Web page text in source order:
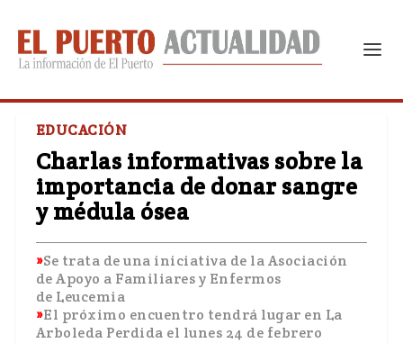
EDUCACIÓN
Charlas informativas sobre la
importancia de donar sangre
y médula ósea
Se trata de una iniciativa de la Asociación
de Apoyo a Familiares y Enfermos
de Leucemia
El próximo encuentro tendrá lugar en La
Arboleda Perdida el lunes 24 de febrero